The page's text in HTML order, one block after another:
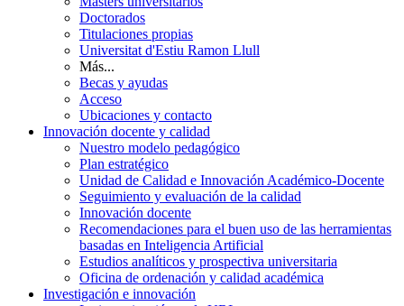
Doctorados
Titulaciones propias
Universitat d'Estiu Ramon Llull
Más...
Becas y ayudas
Acceso
Ubicaciones y contacto
Innovación docente y calidad
Nuestro modelo pedagógico
Plan estratégico
Unidad de Calidad e Innovación Académico-Docente
Seguimiento y evaluación de la calidad
Innovación docente
Recomendaciones para el buen uso de las herramientas
basadas en Inteligencia Artificial
Estudios analíticos y prospectiva universitaria
Oficina de ordenación y calidad académica
Investigación e innovación